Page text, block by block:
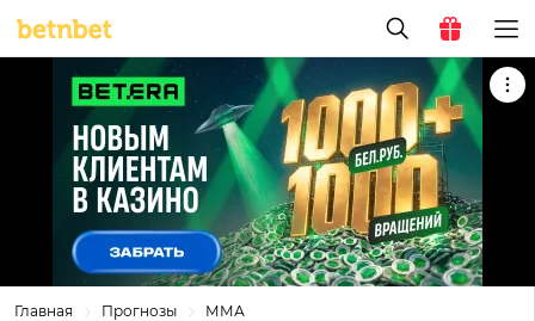
Главная Прогнозы ММА